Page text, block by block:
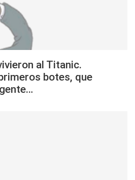
al Titanic.
botes, que